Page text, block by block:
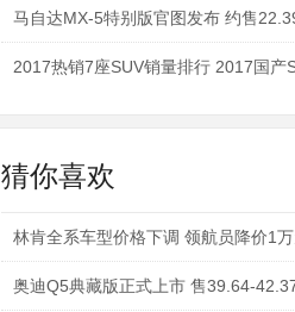
马自达MX-5特别版官图发布 约售
2017热销7座SUV销量排行 2017国产
猜你喜欢
林肯全系车型价格下调 领航员降价1
奥迪Q5典藏版正式上市 售39.64-